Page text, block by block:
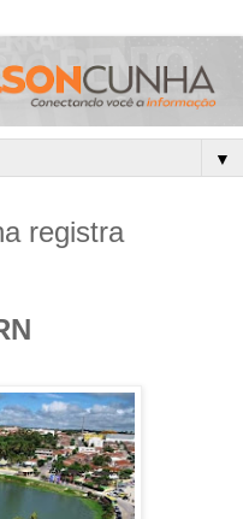
▼
registra